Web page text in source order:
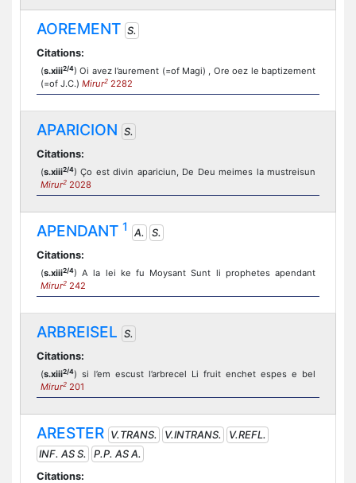
AOREMENT S.
Citations:
(s.xiii2/4) Oi avez l’aurement (=of Magi) , Ore oez le baptizement
(=of J.C.) Mirur2 2282
APARICION S.
Citations:
(s.xiii2/4) Ço est divin apariciun, De Deu meimes la mustreisun
Mirur2 2028
APENDANT 1 A.
S.
Citations:
(s.xiii2/4) A la lei ke fu Moysant Sunt li prophetes apendant
Mirur2 242
ARBREISEL S.
Citations:
(s.xiii2/4) si l’em escust l’arbrecel Li fruit enchet espes e bel
Mirur2 201
ARESTER V.TRANS. V.INTRANS.
V.REFL.
INF. AS S.
P.P. AS A.
Citations: